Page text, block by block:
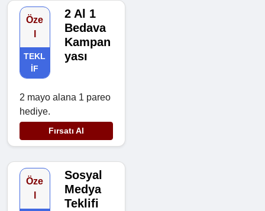
Öze
TEKL
IF
2 Al 1
Bedava
Kampan
yası
2 mayo alana 1 pareo
hediye.
Fırsatı Al
Öze
Sosyal
Medya
Teklifi